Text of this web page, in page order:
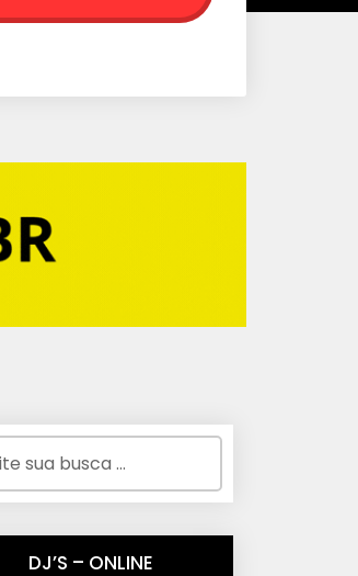
DJ’S – ONLINE